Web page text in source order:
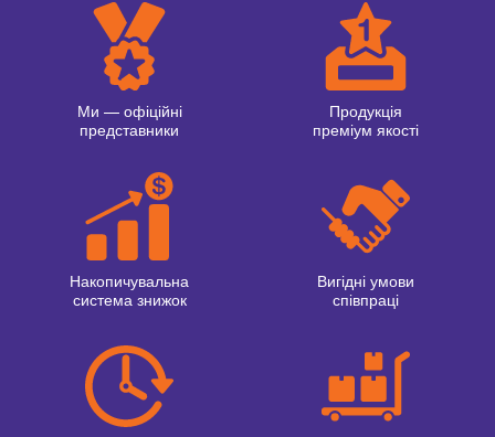
Ми — офіційні
представники
Продукція
преміум якості
Накопичувальна
система знижок
Вигідні умови
співпраці